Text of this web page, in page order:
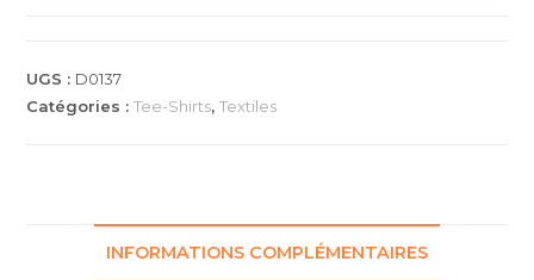
II
UGS : D0137
Catégories :Tee-Shirts,Textiles
INFORMATIONS COMPLÉMENTAIRES